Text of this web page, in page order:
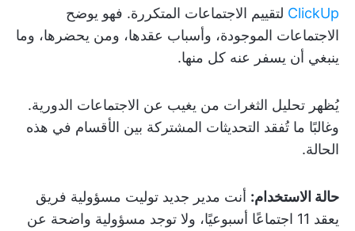
ClickUp لتقييم الاجتماعات المتكررة. فهو يوضح
الاجتماعات الموجودة، وأسباب عقدها، ومن يحضرها، وما
ينبغي أن يسفر عنه كل منها.
يُظهر تحليل الثغرات من يغيب عن الاجتماعات الدورية.
وغالبًا ما تُفقد التحديثات المشتركة بين الأقسام في هذه
الحالة.
حالة الاستخدام: أنت مدير جديد توليت مسؤولية فريق
يعقد 11 اجتماعًا أسبوعيًا، ولا توجد مسؤولية واضحة عن